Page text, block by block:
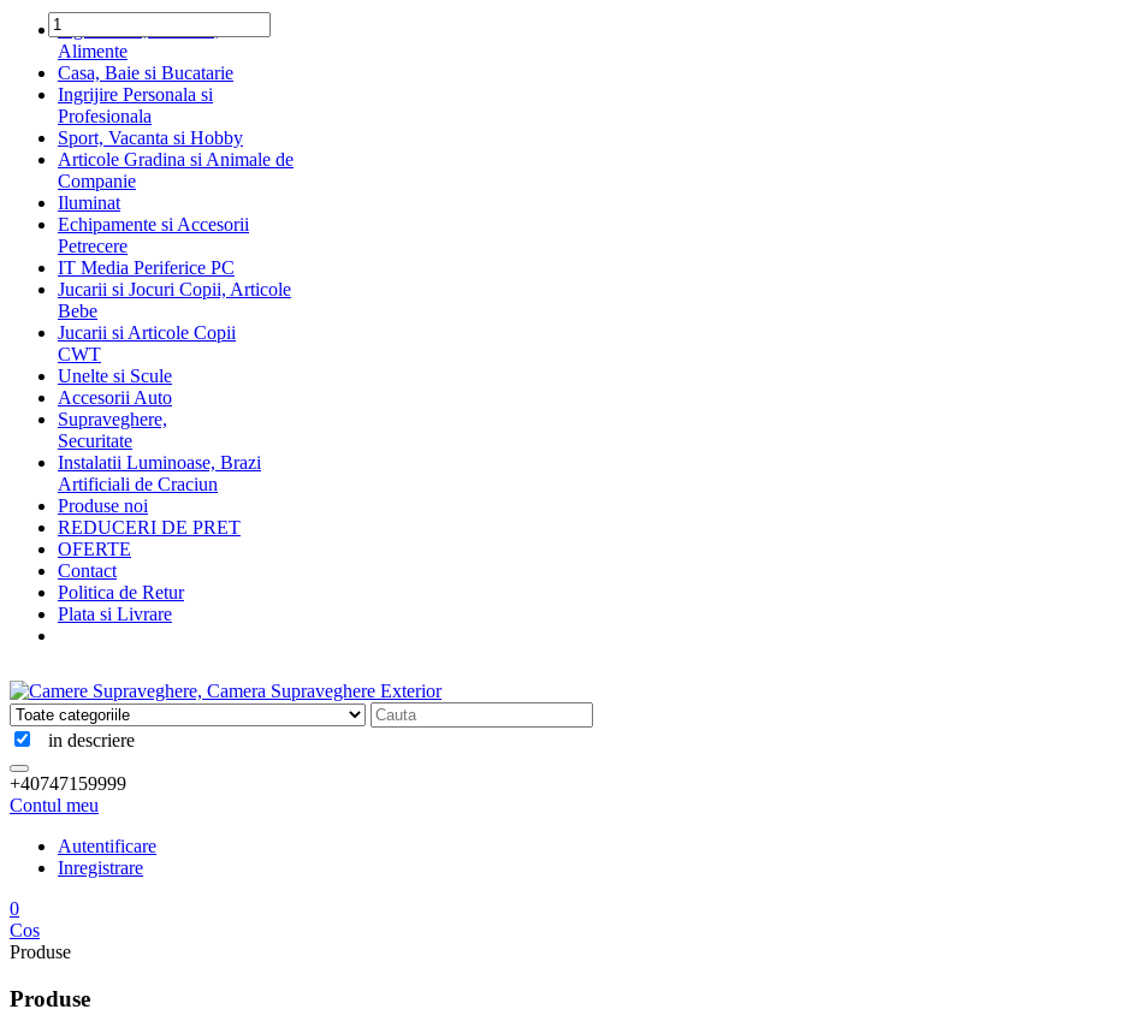
Ingrediente, Dulciuri,
Alimente
Casa, Baie si Bucatarie
Ingrijire Personala si
Profesionala
Sport, Vacanta si Hobby
Articole Gradina si Animale de
Companie
Iluminat
Echipamente si Accesorii
Petrecere
IT Media Periferice PC
Jucarii si Jocuri Copii, Articole
Bebe
Jucarii si Articole Copii
CWT
Unelte si Scule
Accesorii Auto
Supraveghere,
Securitate
Instalatii Luminoase, Brazi
Artificiali de Craciun
Produse noi
REDUCERI DE PRET
OFERTE
Contact
Politica de Retur
Plata si Livrare
in descriere
+40747159999
Contul meu
Autentificare
Inregistrare
0
Cos
Produse
Produse